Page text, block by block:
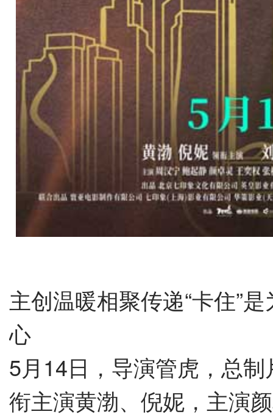
主创温暖相聚传递“卡住”
心
5月14日，导演管虎，总
衔主演黄渤、倪妮，主演